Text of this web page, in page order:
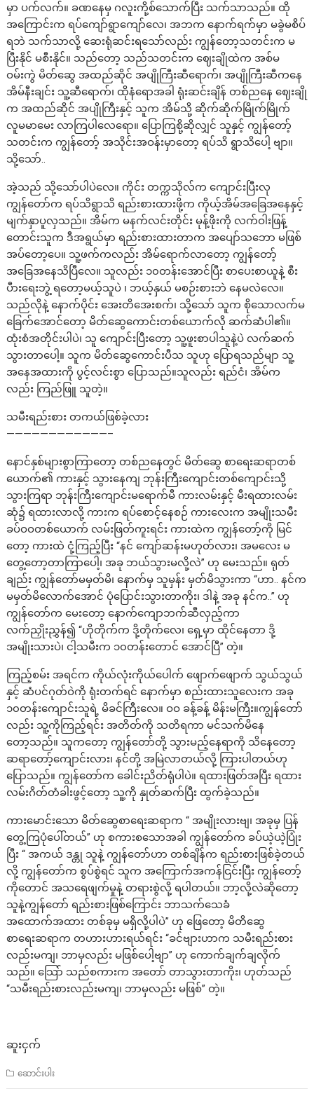
မှာ ပက်လက်။ ခဏနေမှ ဂလူးကို့စ်သောက်ပြီး သက်သာသည်။ ထို
အကြောင်းက ရပ်ကျော်ရွာကျော်လေ၊ အဘက နောက်ရက်မှာ မခွဲမစိပ်
ရဘဲ သက်သာလို့ ဆေးရုံဆင်းရသော်လည်း ကျွန်တော့သတင်းက မ
ပြီးနိုင် မစီးနိုင်။ သည်တော့ သည်သတင်းက ဈေးချိုထဲက အစ်မ
ဝမ်းကွဲ မိတ်ဆွေ အထည်ဆိုင် အပျိုကြီးဆီရောက်၊ အပျိုကြီးဆီကနေ
အိမ်နီးချင်း သူ့ဆီရောက်၊ ထိုနံရောအခါ ရုံးဆင်းချိန် တစ်ညနေ ဈေးချို
က အထည်ဆိုင် အပျိုကြီးနှင့် သူက အိမ်သို့ ဆိုက်ဆိုက်မြိုက်မြိုက်
လူမမာမေး လာကြပါလေရော။ ပြောကြစို့ဆိုလျှင် သူနှင့် ကျွန်တော့်
သတင်းက ကျွန်တော့် အသိုင်းအဝန်းမှာတော့ ရပ်သိ ရွာသိပေါ့ ဗျာ။
သို့သော်..
အဲ့သည် သို့သော်ပါပဲလေ။ ကိုင်း တက္ကသိုလ်က ကျောင်းပြီးလု
ကျွန်တော်က ရပ်သိရွာသိ ရည်းစားထားဖို့က ကိုယ့်အိမ်အခြေအနေနှင့်
မျက်နှာပူလှသည်။ အိမ်က မနက်လင်းတိုင်း မုန့်ဖိုးကို လက်ဝါးဖြန့်
တောင်းသူက ဒီအရွယ်မှာ ရည်းစားထားတာက အပျော်သဘော မဖြစ်
အပ်တော့ပေ။ သူ့ဖက်ကလည်း အိမ်ရောက်လာတော့ ကျွန်တော့်
အခြေအနေသိပြီလေ။ သူလည်း ၁၀တန်းအောင်ပြီး စာပေးစာယူနဲ့ စီး
ပီားရေးဘွဲ့ ရတော့မယ့်သူပဲ ၊ ဘယ့်နှယ် မစဉ်းစားဘဲ နေမလဲလေ။
သည်လိုနဲ့ နောက်ပိုင်း အေးတိအေးစက်၊ သို့သော် သူက စိုသောလက်မ
ခြေက်အောင်တော့ မိတ်ဆွေကောင်းတစ်ယောက်လို ဆက်ဆံပါ၏။
ထုံးစံအတိုင်းပါပဲ၊ သူ ကျောင်းပြီးတော့ သူ့ဖူးစာပါသူနဲ့ပဲ လက်ဆက်
သွားတာပေါ့။ သူက မိတ်ဆွေကောင်းပီသ သူဟု ပြောရသည်မျာ သူ့
အနေအထားကို ပွင့်လင်းစွာ ပြောသည်။သူလည်း ရည်ငံ၊ အိမ်က
လည်း ကြည်ဖြူ သူတဲ့။
သမီးရည်းစား တကယ်ဖြစ်ခဲ့လား
————————————–
နောင်နှစ်များစွာကြာတော့ တစ်ညနေတွင် မိတ်ဆွေ စာရေးဆရာတစ်
ယောက်၏ ကားနှင့် သွားနေကျ ဘုန်းကြီးကျောင်းတစ်ကျောင်းသို့
သွားကြရာ ဘုန်းကြီးကျောင်းမရောက်မီ ကားလမ်းနှင့် မီးရထားလမ်း
ဆုံ၌ ရထားလာလို့ ကားက ရပ်စောင့်နေစဉ် ကားလေးက အမျိုးသမီး
ခပ်ဝဝတစ်ယောက် လမ်းဖြတ်ကူးရင်း ကားထဲက ကျွန်တော့်ကို မြင်
တော့ ကားထဲ ငုံ့ကြည့်ပြီး “နင် ကျော်ဆန်းမဟုတ်လား၊ အမလေး မ
တွေ့တော့တာကြာပေါ့၊ အခု ဘယ်သွားမလို့လဲ” ဟု မေးသည်။ ရုတ်
ချည်း ကျွန်တော်မမှတ်မိ၊ နောက်မှ သူမှန်း မှတ်မိသွားကာ “ဟာ.. နင်က
မမှတ်မိလောက်အောင် ပုံပြောင်းသွားတာကိုး၊ ဒါနဲ့ အခု နင်က..” ဟု
ကျွန်တော်က မေးတော့ နောက်ကျောဘက်ဆီလှည့်ကာ
လက်ညှိုးညွှန်၍ “ဟိုတိုက်က ဒို့တိုက်လေ၊ ရှေ့မှာ ထိုင်နေတာ ဒို့
အမျိုးသားပဲ၊ ငါ့သမီးက ၁၀တန်းတောင် အောင်ပြီ” တဲ့။
ကြည့်စမ်း အရင်က ကိုယ်လုံးကိုယ်ပေါက် ဖျောက်ဖျောက် သွယ်သွယ်
နှင့် ဆံပင်ဂုတ်ဝဲကို ရုံးတက်ရင် နောက်မှာ စည်းထားသူလေးက အခု
၁၀တန်းကျောင်းသူရဲ့ မိခင်ကြီးလေ။ ဝဝ ခန့်ခန့် မိန်းမကြီး။ကျွန်တော်
လည်း သူ့ကိုကြည့်ရင်း အတိတ်ကို သတိရကာ မင်သက်မိနေ
တော့သည်။ သူကတော့ ကျွန်တော်တို့ သွားမည့်နေရာကို သိနေတော့
ဆရာတော့်ကျောင်းလား၊ နင်တို့ အမြဲလာတယ်လို့ ကြားပါတယ်ဟု
ပြောသည်။ ကျွန်တော်က ခေါင်းညိတ်ရုံပါပဲ။ ရထားဖြတ်အပြီး ရထား
လမ်းဂိတ်တံခါးဖွင့်တော့ သူ့ကို နှုတ်ဆက်ပြီး ထွက်ခဲ့သည်။
ကားမောင်းသော မိတ်ဆွေစာရေးဆရာက “ အမျိုးလားဗျ၊ အခုမှ ပြန်
တွေ့ကြပုံပေါ်တယ်” ဟု စကားစသောအခါ ကျွန်တော်က ခပ်ယဲ့ယဲ့ပြုံး
ပြီး “ အကယ် ဒန္တု သူနဲ့ ကျွန်တော်ဟာ တစ်ချိန်က ရည်းစားဖြစ်ခဲ့တယ်
လို့ ကျွန်တော်က စွပ်စွဲရင် သူက အကြောက်အကန်ငြင်းပြီး ကျွန်တော့်
ကိုတောင် အသရေဖျက်မှုနဲ့ တရားစွဲလို့ ရပါတယ်။ ဘာ့လို့လဲဆိုတော့
သူနဲ့ကျွန်တော် ရည်းစားဖြစ်ကြောင်း ဘာသက်သေခံ
အထောက်အထား တစ်ခုမှ မရှိလို့ပါပဲ” ဟု ဖြေတော့ မိတိဆွေ
စာရေးဆရာက တဟားဟားရယ်ရင်း “ခင်ဗျားဟာက သမီးရည်းစား
လည်းမကျ၊ ဘာမှလည်း မဖြစ်ပေါ့ဗျာ” ဟု ကောက်ချက်ချလိုက်
သည်။ သြော် သည်စကားက အတော် တာသွားတာကိုး၊ ဟုတ်သည်
“သမီးရည်းစားလည်းမကျ၊ ဘာမှလည်း မဖြစ်” တဲ့။
ဆူးငှက်
ဆောင်းပါး